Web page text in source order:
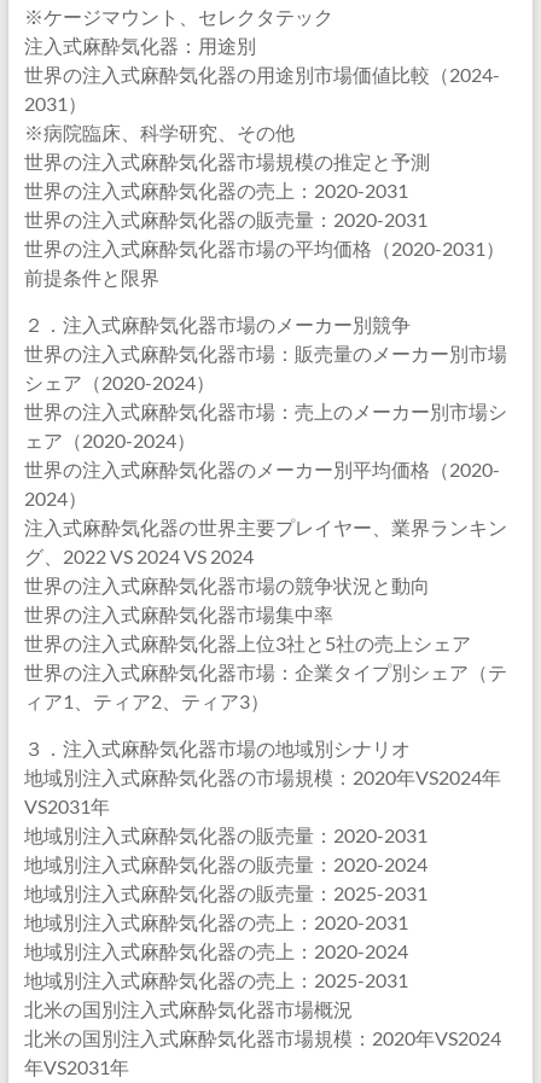
※ケージマウント、セレクタテック
注入式麻酔気化器：用途別
世界の注入式麻酔気化器の用途別市場価値比較（2024-
2031）
※病院臨床、科学研究、その他
世界の注入式麻酔気化器市場規模の推定と予測
世界の注入式麻酔気化器の売上：2020-2031
世界の注入式麻酔気化器の販売量：2020-2031
世界の注入式麻酔気化器市場の平均価格（2020-2031）
前提条件と限界
２．注入式麻酔気化器市場のメーカー別競争
世界の注入式麻酔気化器市場：販売量のメーカー別市場
シェア（2020-2024）
世界の注入式麻酔気化器市場：売上のメーカー別市場シ
ェア（2020-2024）
世界の注入式麻酔気化器のメーカー別平均価格（2020-
2024）
注入式麻酔気化器の世界主要プレイヤー、業界ランキン
グ、2022 VS 2024 VS 2024
世界の注入式麻酔気化器市場の競争状況と動向
世界の注入式麻酔気化器市場集中率
世界の注入式麻酔気化器上位3社と5社の売上シェア
世界の注入式麻酔気化器市場：企業タイプ別シェア（テ
ィア1、ティア2、ティア3）
３．注入式麻酔気化器市場の地域別シナリオ
地域別注入式麻酔気化器の市場規模：2020年VS2024年
VS2031年
地域別注入式麻酔気化器の販売量：2020-2031
地域別注入式麻酔気化器の販売量：2020-2024
地域別注入式麻酔気化器の販売量：2025-2031
地域別注入式麻酔気化器の売上：2020-2031
地域別注入式麻酔気化器の売上：2020-2024
地域別注入式麻酔気化器の売上：2025-2031
北米の国別注入式麻酔気化器市場概況
北米の国別注入式麻酔気化器市場規模：2020年VS2024
年VS2031年